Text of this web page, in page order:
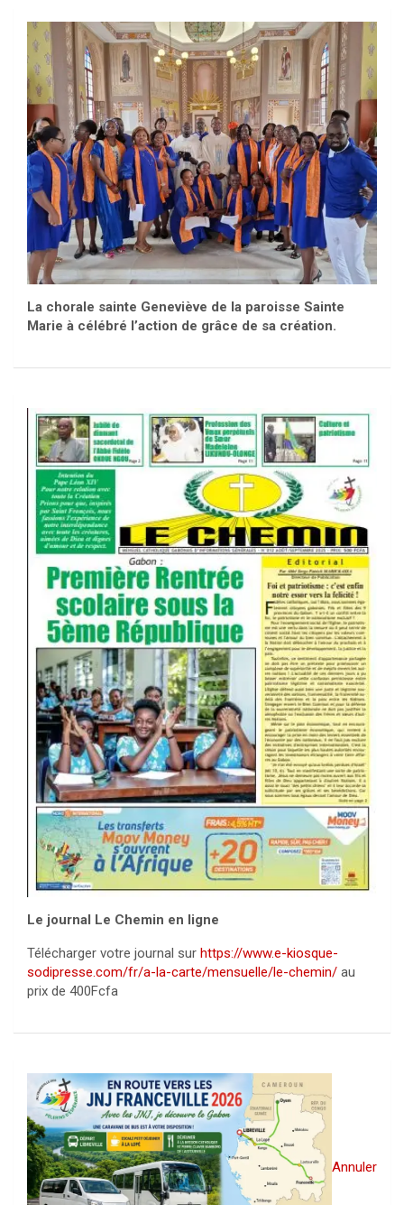
La chorale sainte Geneviève de la paroisse Sainte
Marie à célébré l’action de grâce de sa création.
Le journal Le Chemin en ligne
Télécharger votre journal sur https://www.e-kiosque-
sodipresse.com/fr/a-la-carte/mensuelle/le-chemin/ au
prix de 400Fcfa
Annuler